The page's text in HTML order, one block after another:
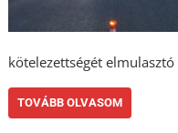
kötelezettségét elmulasztó
TOVÁBB OLVASOM